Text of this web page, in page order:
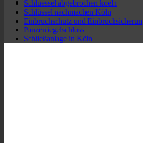
Schluessel abgebrochen koeln
Schlüssel nachmachen Köln
Einbruchschutz und
Panzerriegelschloss
Schließanlage in Köln